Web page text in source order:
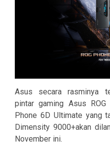
Asus secara rasminya
pintar gaming Asus
Phone 6D Ultimate yang
Dimensity 9000+akan
November ini.